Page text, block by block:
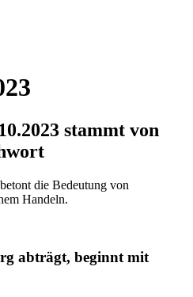
stammt von
die Bedeutung von
Handeln.
abträgt, beginnt mit